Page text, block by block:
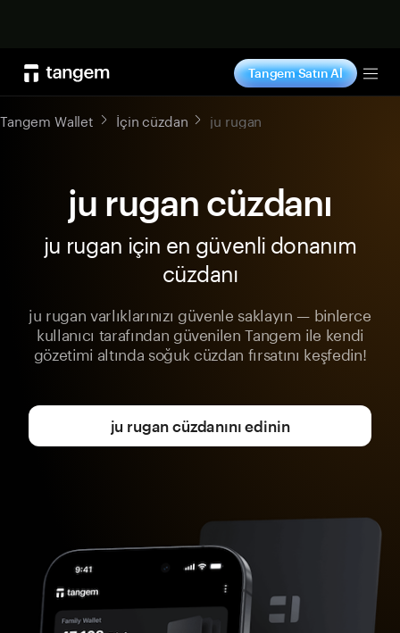
Tangem Satın Al
Tangem Wallet İçin cüzdan ju rugan
ju rugan cüzdanı
ju rugan için en güvenli donanım
cüzdanı
ju rugan varlıklarınızı güvenle saklayın — binlerce
kullanıcı tarafından güvenilen Tangem ile kendi
gözetimi altında soğuk cüzdan fırsatını keşfedin!
ju rugan cüzdanını edinin